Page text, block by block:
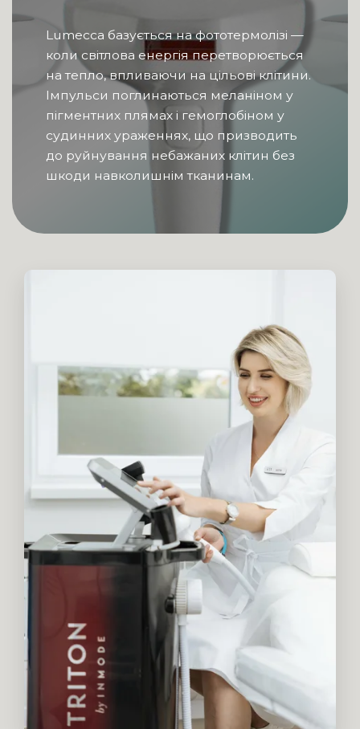
Lumecca базується на фототермолізі —
коли світлова енергія перетворюється
на тепло, впливаючи на цільові клітини.
Імпульси поглинаються меланіном у
пігментних плямах і гемоглобіном у
судинних ураженнях, що призводить
до руйнування небажаних клітин без
шкоди навколишнім тканинам.